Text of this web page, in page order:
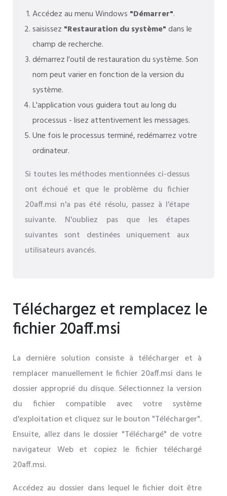
Accédez au menu Windows "Démarrer".
saisissez "Restauration du système"dans le
champ de recherche.
démarrez l'outil de restauration du système. Son
nom peut varier en fonction de la version du
système.
L'application vous guidera tout au long du
processus - lisez attentivement les messages.
Une fois le processus terminé, redémarrez votre
ordinateur.
Si toutes les méthodes mentionnées ci-dessus
ont échoué et que le problème du fichier
20aff.msi n'a pas été résolu, passez à l'étape
suivante. N'oubliez pas que les étapes
suivantes sont destinées uniquement aux
utilisateurs avancés.
Téléchargez et remplacez le
fichier 20aff.msi
La dernière solution consiste à télécharger et à
remplacer manuellement le fichier 20aff.msi dans le
dossier approprié du disque. Sélectionnez la version
du fichier compatible avec votre système
d'exploitation et cliquez sur le bouton "Télécharger".
Ensuite, allez dans le dossier "Téléchargé" de votre
navigateur Web et copiez le fichier téléchargé
20aff.msi.
Accédez au dossier dans lequel le fichier doit être